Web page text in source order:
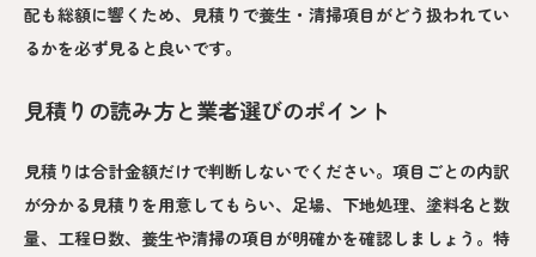
配も総額に響くため、見積りで養生・清掃項目がどう扱われてい
るかを必ず見ると良いです。
見積りの読み方と業者選びのポイント
見積りは合計金額だけで判断しないでください。項目ごとの内訳
が分かる見積りを用意してもらい、足場、下地処理、塗料名と数
量、工程日数、養生や清掃の項目が明確かを確認しましょう。特